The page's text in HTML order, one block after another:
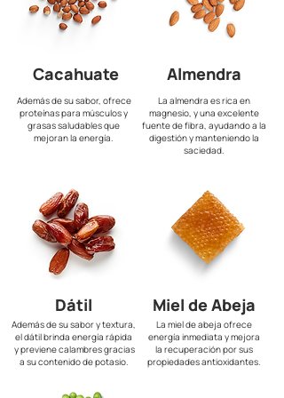
Cacahuate Almendra
Además de su sabor, ofrece
proteínas para músculos y
grasas saludables que
mejoran la energía.
La almendra es rica en
magnesio, y una excelente
fuente de fibra, ayudando a la
digestión y manteniendo la
saciedad.
Dátil Miel de Abeja
Además de su sabor y textura,
el dátil brinda energía rápida
y previene calambres gracias
a su contenido de potasio.
La miel de abeja ofrece
energía inmediata y mejora
la recuperación por sus
propiedades antioxidantes.